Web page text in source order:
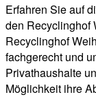
Erfahren Sie auf
den Recyclinghof
Recyclinghof
fachgerecht und
Privathaushalte
Möglichkeit ihre